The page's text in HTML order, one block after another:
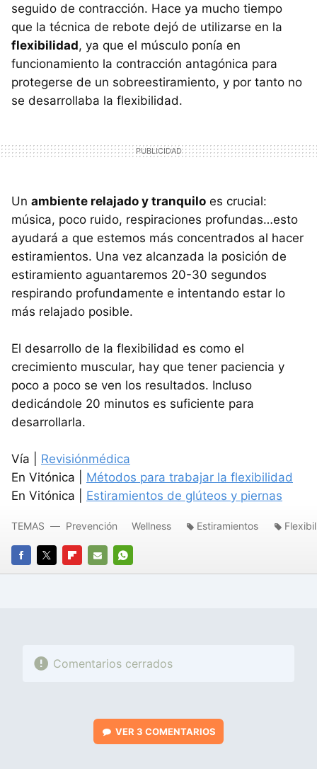
seguido de contracción. Hace ya mucho tiempo
que la técnica de rebote dejó de utilizarse en la
flexibilidad, ya que el músculo ponía en
funcionamiento la contracción antagónica para
protegerse de un sobreestiramiento, y por tanto no
se desarrollaba la flexibilidad.
Un ambiente relajado y tranquilo es crucial:
música, poco ruido, respiraciones profundas…esto
ayudará a que estemos más concentrados al hacer
estiramientos. Una vez alcanzada la posición de
estiramiento aguantaremos 20-30 segundos
respirando profundamente e intentando estar lo
más relajado posible.
El desarrollo de la flexibilidad es como el
crecimiento muscular, hay que tener paciencia y
poco a poco se ven los resultados. Incluso
dedicándole 20 minutos es suficiente para
desarrollarla.
Vía | Revisiónmédica
En Vitónica | Métodos para trabajar la flexibilidad
En Vitónica | Estiramientos de glúteos y piernas
FACEBOOK
TWITTERFLIPBOARD
E-
WHATSAPP
TEMAS Prevención Wellness Estiramientos
Comentarios cerrados
VER 3 COMENTARIOS